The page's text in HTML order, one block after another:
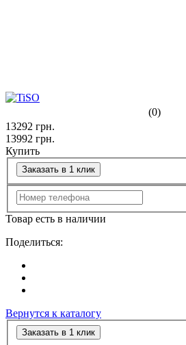
(0)
13292 грн.
13992 грн.
Купить
Заказать в 1 клик
Товар есть в наличии
Поделиться:
Вернутся к каталогу
Заказать в 1 клик